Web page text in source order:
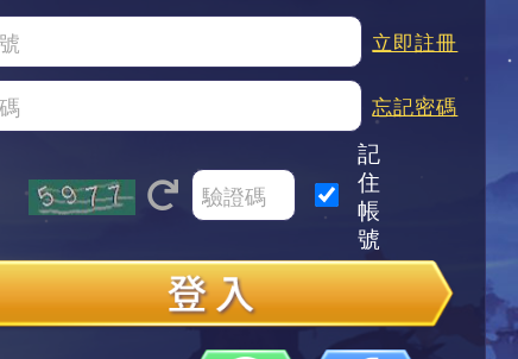
立即註冊
忘記密碼
記
住
帳
號